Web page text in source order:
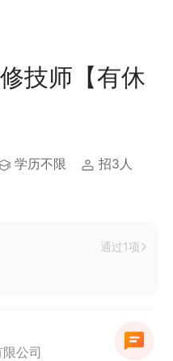
技师【有休
学历不限 招3人
通过1项
公司